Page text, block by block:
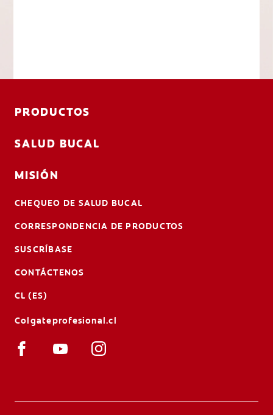
PRODUCTOS
SALUD BUCAL
MISIÓN
CHEQUEO DE SALUD BUCAL
CORRESPONDENCIA DE PRODUCTOS
SUSCRÍBASE
CONTÁCTENOS
CL (ES)
Colgateprofesional.cl